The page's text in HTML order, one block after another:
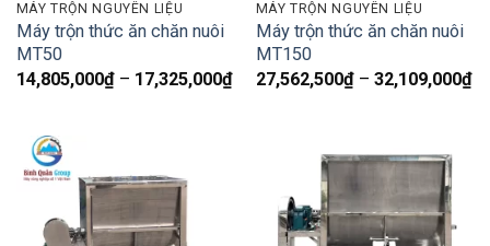
MÁY TRỘN NGUYÊN LIỆU
Máy trộn thức ăn chăn nuôi
MT50
14,805,000₫ – 17,325,000₫Khoảng
giá:
17,325,000₫
MÁY TRỘN NGUYÊN LIỆU
Máy trộn thức ăn chăn nuôi
MT150
27,562,500₫ – 32,109,000₫